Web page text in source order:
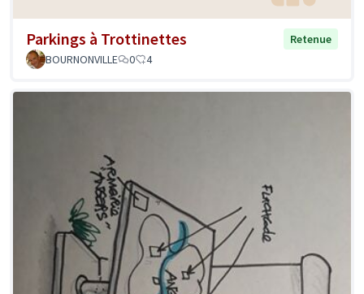
Parkings à Trottinettes
Retenue
BOURNONVILLE
0 4